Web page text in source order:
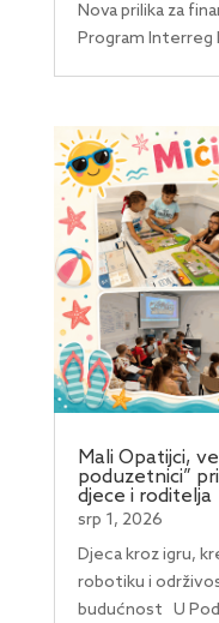
Nova prilika za
Program Interreg
Mali Opatijci,
poduzetnici”
djece i roditelja
srp 1, 2026
Djeca kroz igru,
robotiku i
budućnost U